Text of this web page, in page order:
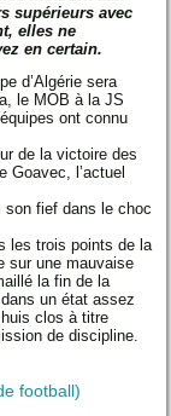
supérieurs avec
elles ne
en certain.
d’Algérie sera
le MOB à la JS
ont connu
de la victoire des
Goavec, l’actuel
son fief dans le choc
les trois points de la
sur une mauvaise
la fin de la
un état assez
clos à titre
de discipline.
football)